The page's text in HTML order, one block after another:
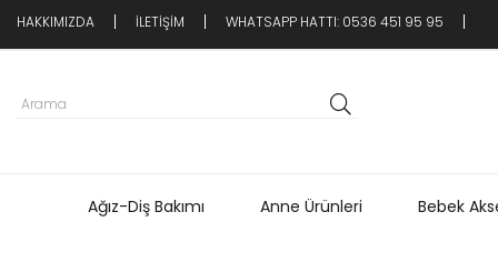
HAKKIMIZDA İLETİŞİM WHATSAPP HATTI: 0536 451 95 95
Ağız-Diş Bakımı Anne Ürünleri Bebek